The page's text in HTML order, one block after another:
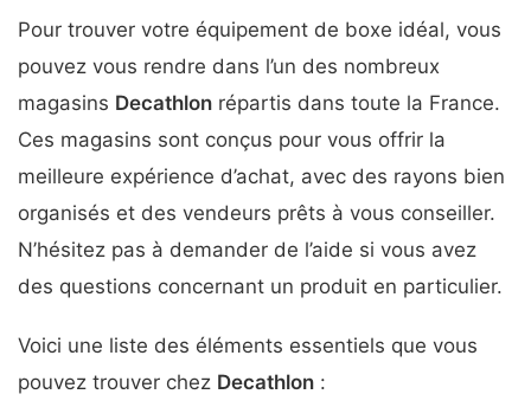
Pour trouver votre équipement de boxe idéal, vous
pouvez vous rendre dans l’un des nombreux
magasins Decathlon répartis dans toute la France.
Ces magasins sont conçus pour vous offrir la
meilleure expérience d’achat, avec des rayons bien
organisés et des vendeurs prêts à vous conseiller.
N’hésitez pas à demander de l’aide si vous avez
des questions concernant un produit en particulier.
Voici une liste des éléments essentiels que vous
pouvez trouver chez Decathlon :